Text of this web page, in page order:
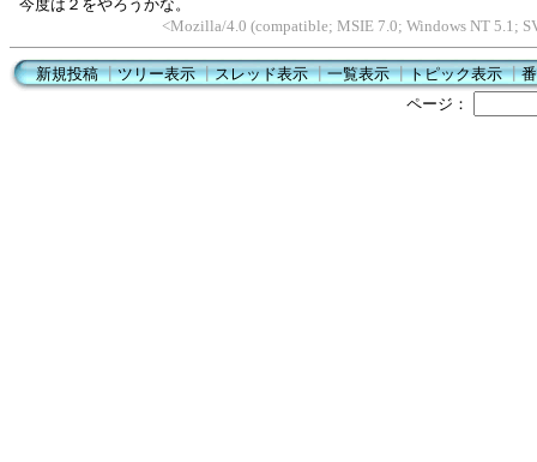
今度は２をやろうかな。
<Mozilla/4.0 (compatible; MSIE 7.0; Windows NT 5.1;
新規投稿┃ツリー表示┃スレッド表示┃一覧表示┃トピック表示┃
ページ：